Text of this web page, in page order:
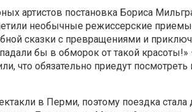
артистов постановка Бориса
необычные режиссерские
сказки с превращениями и
бы в обморок от такой красоты!»
что обязательно приедут посмотреть
в Перми, поэтому поездка стала